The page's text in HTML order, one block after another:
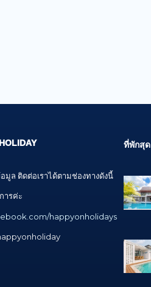
มูล ติดต่อเราได้ตามช่องทางดังนี้
ารค่ะ
happyonholidays
ที่พักสุด